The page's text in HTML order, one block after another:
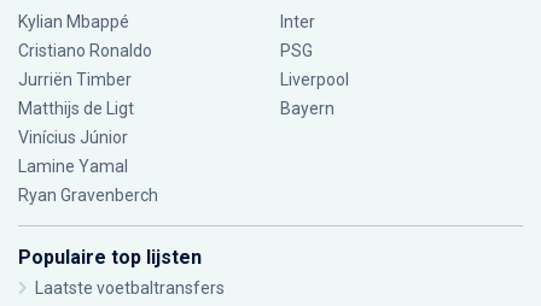
Kylian Mbappé
Cristiano Ronaldo
Jurriën Timber
Matthijs de Ligt
Vinícius Júnior
Lamine Yamal
Ryan Gravenberch
Inter
PSG
Liverpool
Bayern
Populaire top lijsten
Laatste voetbaltransfers